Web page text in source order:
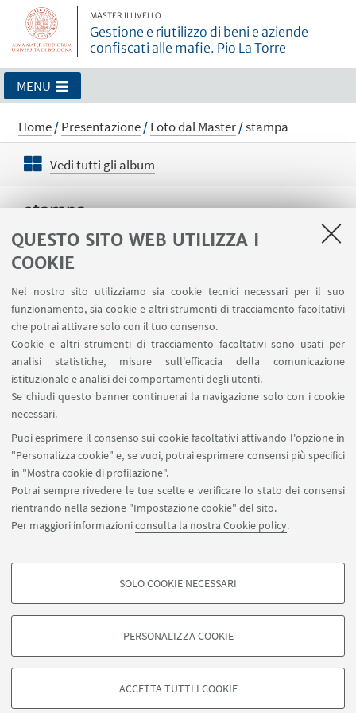
QUESTO SITO WEB UTILIZZA I
COOKIE
Nel nostro sito utilizziamo sia cookie tecnici necessari per il suo
funzionamento, sia cookie e altri strumenti di tracciamento facoltativi
che potrai attivare solo con il tuo consenso.
Cookie e altri strumenti di tracciamento facoltativi sono usati per
analisi statistiche, misure sull'efficacia della comunicazione
istituzionale e analisi dei comportamenti degli utenti.
Se chiudi questo banner continuerai la navigazione solo con i cookie
necessari.
Puoi esprimere il consenso sui cookie facoltativi attivando l'opzione in
"Personalizza cookie" e, se vuoi, potrai esprimere consensi più specifici
in "Mostra cookie di profilazione".
Potrai sempre rivedere le tue scelte e verificare lo stato dei consensi
rientrando nella sezione "Impostazione cookie" del sito.
Per maggiori informazioniconsulta la nostra Cookie policy.
COOKIE DI PROFILAZIONE - FACOLTATIVI
degli utenti, creare profili in base al loro comportamento sul sito, per analisi
di marketing.
Google/Youtube Video
SOLO COOKIE NECESSARI
PERSONALIZZA COOKIE
ACCETTA TUTTI I COOKIE
MASTER II LIVELLO
Gestione e riutilizzo di beni e aziende
confiscati alle mafie. Pio La Torre
MENU
Home/Presentazione/Foto dal Master/stampa
Vedi tutti gli album
stampa
Seguici su:
©Copyright 2026 - ALMA MATER STUDIORUM - Università di
Privacy- Note legali-Impostazioni Cookie